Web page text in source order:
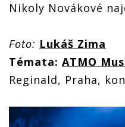
Nikoly Novákové
Foto: Lukáš Zima
Témata: ATMO
Reginald, Praha,